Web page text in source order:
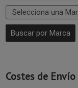
Costes de Envío